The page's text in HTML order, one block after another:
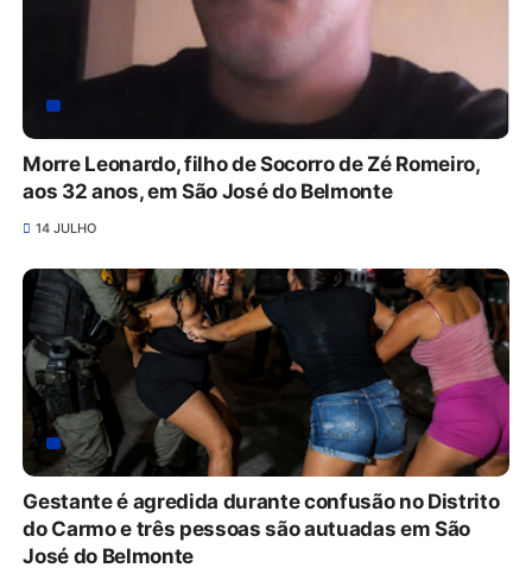
Morre Leonardo, filho de Socorro de Zé Romeiro,
aos 32 anos, em São José do Belmonte
14 JULHO
Gestante é agredida durante confusão no Distrito
do Carmo e três pessoas são autuadas em São
José do Belmonte